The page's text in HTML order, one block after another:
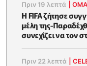
Πριν 19 λεπτά |
Η FIFA ζήτησε
μέλη της-
συνεχίζει να τον
Πριν 22 λεπτά |